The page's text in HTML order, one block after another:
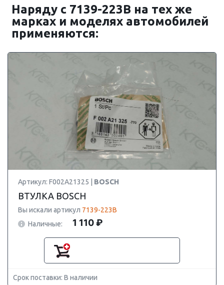
Наряду с 7139-223B на тех же
марках и моделях автомобилей
применяются:
Артикул: F002A21325 | BOSCH
ВТУЛКА BOSCH
Вы искали артикул 7139-223B
Наличные:
1 110 ₽
Срок поставки: В наличии